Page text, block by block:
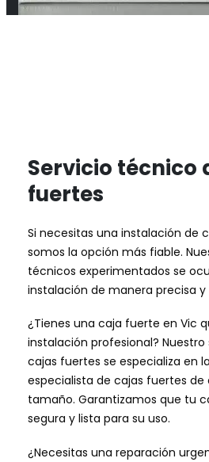
Servicio técnico
fuertes
Si necesitas una instalación de
somos la opción más fiable.
técnicos experimentados se
instalación de manera precisa
¿Tienes una caja fuerte en Vic
instalación profesional?
cajas fuertes se especializa en
especialista de cajas fuertes de
tamaño. Garantizamos que tu
segura y lista para su uso.
¿Necesitas una reparación